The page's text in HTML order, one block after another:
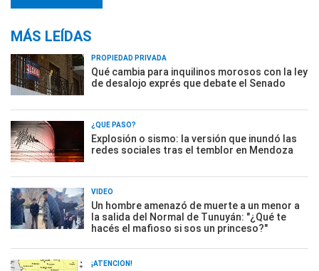
MÁS LEÍDAS
PROPIEDAD PRIVADA
Qué cambia para inquilinos morosos con la ley
de desalojo exprés que debate el Senado
¿QUÉ PASÓ?
Explosión o sismo: la versión que inundó las
redes sociales tras el temblor en Mendoza
VIDEO
Un hombre amenazó de muerte a un menor a
la salida del Normal de Tunuyán: "¿Qué te
hacés el mafioso si sos un princeso?"
¡ATENCIÓN!